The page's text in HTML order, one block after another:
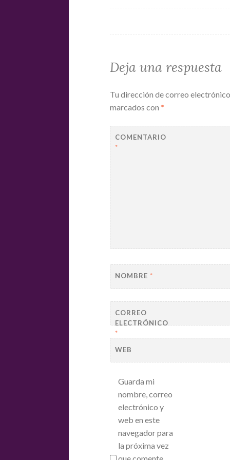
Deja una respuesta
Tu dirección de correo
marcados con*
COMENTARIO
*
NOMBRE*
CORREO
ELECTRÓNICO
*
WEB
Guarda mi
nombre, correo
electrónico y
web en este
navegador para
la próxima vez